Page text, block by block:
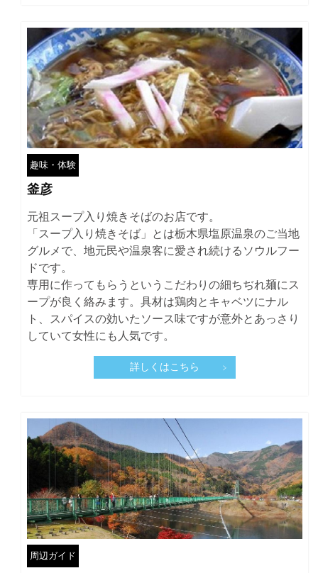
趣味・体験
釜彦
元祖スープ入り焼きそばのお店です。
「スープ入り焼きそば」とは栃木県塩原温泉のご当地
グルメで、地元民や温泉客に愛され続けるソウルフー
ドです。
専用に作ってもらうというこだわりの細ちぢれ麺にス
ープが良く絡みます。具材は鶏肉とキャベツにナル
ト、スパイスの効いたソース味ですが意外とあっさり
していて女性にも人気です。
詳しくはこちら
周辺ガイド